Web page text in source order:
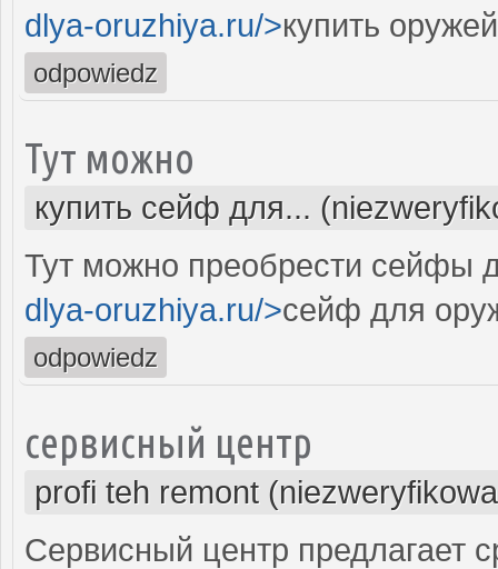
dlya-oruzhiya.ru/>купить
odpowiedz
Тут можно
купить сейф для...
Тут можно преобрести сейфы
dlya-oruzhiya.ru/>сейф для
odpowiedz
сервисный центр
profi teh remont
Сервисный центр предлагает